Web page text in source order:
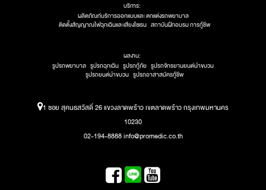
บริการ:
ผลิตภัณท์บริการออกแบบและ ตกแต่งรถพยาบาล
ติดตั้งสัญญาณไฟฉุกเฉินและเสียงไซเรน สถาบันฝึกอบรม การกู้ชีพ
ผลงาน:
รูปรถพยาบาล รูปรถฉุกเฉิน รูปรถกู้ภัย รูปรถจักรยานยนต์นำขบวน
รูปรถยนต์นำขบวน รูปรถอาสาสมัครกู้ชีพ
1 ซอย สุคนธสวัสดิ์ 26 แขวงลาดพร้าว เขตลาดพร้าว กรุงเทพมหานคร
10230
02-194-8888 info@promedic.co.th